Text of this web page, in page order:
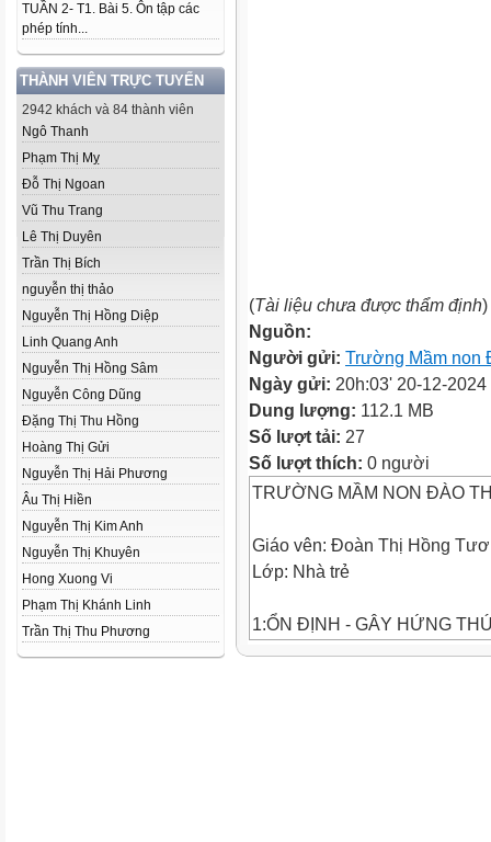
TUẦN 2- T1. Bài 5. Ôn tập các
phép tính...
THÀNH VIÊN TRỰC TUYẾN
2942 khách và 84 thành viên
Ngô Thanh
Phạm Thị Mỵ
Đỗ Thị Ngoan
Vũ Thu Trang
Lê Thị Duyên
Trần Thị Bích
nguyễn thị thảo
Nguyễn Thị Hồng Diệp
Linh Quang Anh
Nguyễn Thị Hồng Sâm
Nguyễn Công Dũng
Đặng Thị Thu Hồng
Hoàng Thị Gửi
Nguyễn Thị Hải Phương
Âu Thị Hiền
Nguyễn Thị Kim Anh
Nguyễn Thị Khuyên
Hong Xuong Vi
Phạm Thị Khánh Linh
Trần Thị Thu Phương
(Tài liệu chưa được thẩm định)
Nguồn:
Người gửi: Trường Mầm non
Ngày gửi: 20h:03' 20-12-2024
Dung lượng: 112.1 MB
Số lượt tải: 27
Số lượt thích: 0 người
TRƯỜNG MẦM NON ĐÀO
Giáo vên: Đoàn Thị Hồng
Lớp: Nhà trẻ
1:ỔN ĐỊNH - GÂY HỨNG